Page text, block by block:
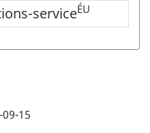
service
serviceÉU
15